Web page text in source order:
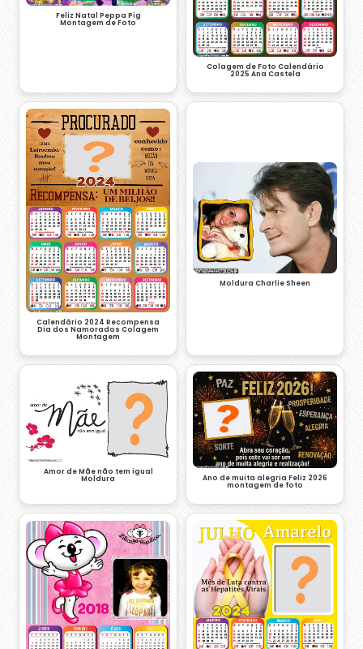
Feliz Natal Peppa Pig
Montagem de Foto
Colagem de Foto Calendário
2025 Ana Castela
Calendário 2024 Recompensa
Dia dos Namorados Colagem
Montagem
Moldura Charlie Sheen
Amor de Mãe não tem igual
Moldura Ano de muita alegria Feliz 2026
montagem de foto